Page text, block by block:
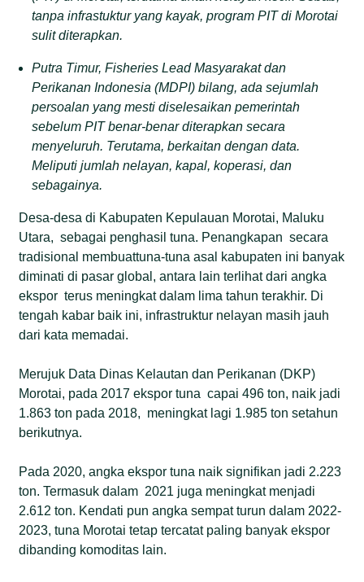
tanpa infrastuktur yang kayak, program PIT di Morotai
sulit diterapkan.
Putra Timur, Fisheries Lead Masyarakat dan
Perikanan Indonesia (MDPI) bilang, ada sejumlah
persoalan yang mesti diselesaikan pemerintah
sebelum PIT benar-benar diterapkan secara
menyeluruh. Terutama, berkaitan dengan data.
Meliputi jumlah nelayan, kapal, koperasi, dan
sebagainya.
Desa-desa di Kabupaten Kepulauan Morotai, Maluku
Utara, sebagai penghasil tuna. Penangkapan secara
tradisional membuattuna-tuna asal kabupaten ini banyak
diminati di pasar global, antara lain terlihat dari angka
ekspor terus meningkat dalam lima tahun terakhir. Di
tengah kabar baik ini, infrastruktur nelayan masih jauh
dari kata memadai.
Merujuk Data Dinas Kelautan dan Perikanan (DKP)
Morotai, pada 2017 ekspor tuna capai 496 ton, naik jadi
1.863 ton pada 2018, meningkat lagi 1.985 ton setahun
berikutnya.
Pada 2020, angka ekspor tuna naik signifikan jadi 2.223
ton. Termasuk dalam 2021 juga meningkat menjadi
2.612 ton. Kendati pun angka sempat turun dalam 2022-
2023, tuna Morotai tetap tercatat paling banyak ekspor
dibanding komoditas lain.